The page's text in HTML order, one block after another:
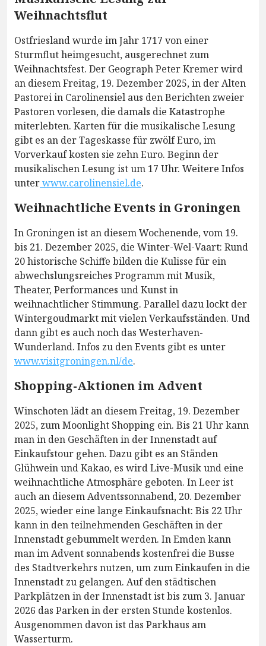
Weihnachtsflut
Ostfriesland wurde im Jahr 1717 von einer
Sturmflut heimgesucht, ausgerechnet zum
Weihnachtsfest. Der Geograph Peter Kremer wird
an diesem Freitag, 19. Dezember 2025, in der Alten
Pastorei in Carolinensiel aus den Berichten zweier
Pastoren vorlesen, die damals die Katastrophe
miterlebten. Karten für die musikalische Lesung
gibt es an der Tageskasse für zwölf Euro, im
Vorverkauf kosten sie zehn Euro. Beginn der
musikalischen Lesung ist um 17 Uhr. Weitere Infos
unterwww.carolinensiel.de.
Weihnachtliche Events in Groningen
In Groningen ist an diesem Wochenende, vom 19.
bis 21. Dezember 2025, die Winter-Wel-Vaart: Rund
20 historische Schiffe bilden die Kulisse für ein
abwechslungsreiches Programm mit Musik,
Theater, Performances und Kunst in
weihnachtlicher Stimmung. Parallel dazu lockt der
Wintergoudmarkt mit vielen Verkaufsständen. Und
dann gibt es auch noch das Westerhaven-
Wunderland. Infos zu den Events gibt es unter
www.visitgroningen.nl/de.
Shopping-Aktionen im Advent
Winschoten lädt an diesem Freitag, 19. Dezember
2025, zum Moonlight Shopping ein. Bis 21 Uhr kann
man in den Geschäften in der Innenstadt auf
Einkaufstour gehen. Dazu gibt es an Ständen
Glühwein und Kakao, es wird Live-Musik und eine
weihnachtliche Atmosphäre geboten. In Leer ist
auch an diesem Adventssonnabend, 20. Dezember
2025, wieder eine lange Einkaufsnacht: Bis 22 Uhr
kann in den teilnehmenden Geschäften in der
Innenstadt gebummelt werden. In Emden kann
man im Advent sonnabends kostenfrei die Busse
des Stadtverkehrs nutzen, um zum Einkaufen in die
Innenstadt zu gelangen. Auf den städtischen
Parkplätzen in der Innenstadt ist bis zum 3. Januar
2026 das Parken in der ersten Stunde kostenlos.
Ausgenommen davon ist das Parkhaus am
Wasserturm.